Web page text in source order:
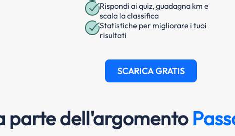
Rispondi ai quiz, guadagna km e
scala la classifica
Statistiche per migliorare i tuoi
risultati
SCARICA GRATIS
parte dell'argomento